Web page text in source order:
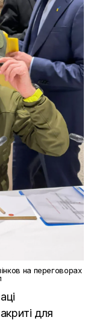
на переговорах
для